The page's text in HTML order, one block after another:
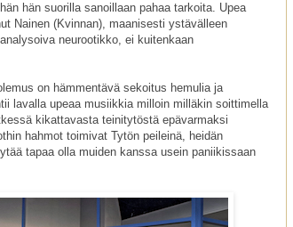
hän suorilla sanoillaan pahaa tarkoita. Upea
Nainen (Kvinnan), maanisesti ystävälleen
neurootikko, ei kuitenkaan
on hämmentävä sekoitus hemulia ja
lavalla upeaa musiikkia milloin milläkin soittimella
kikattavasta teinitytöstä epävarmaksi
hahmot toimivat Tytön peileinä, heidän
tapaa olla muiden kanssa usein paniikissaan